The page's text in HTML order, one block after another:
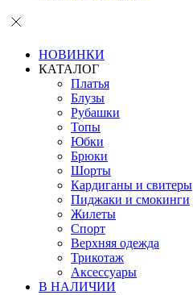
НОВИНКИ
КАТАЛОГ
Платья
Блузы
Рубашки
Топы
Юбки
Брюки
Шорты
Кардиганы и свитеры
Пиджаки и смокинги
Жилеты
Спорт
Верхняя одежда
Трикотаж
Аксессуары
В НАЛИЧИИ